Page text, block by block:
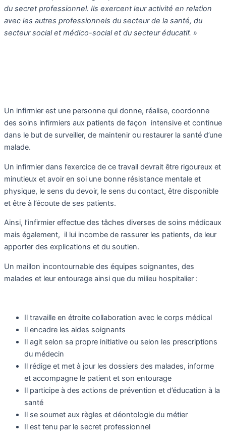
du secret professionnel. Ils exercent leur activité en relation
avec les autres professionnels du secteur de la santé, du
secteur social et médico-social et du secteur éducatif. »
Un infirmier est une personne qui donne, réalise, coordonne
des soins infirmiers aux patients de façon intensive et continue
dans le but de surveiller, de maintenir ou restaurer la santé d’une
malade.
Un infirmier dans l’exercice de ce travail devrait être rigoureux et
minutieux et avoir en soi une bonne résistance mentale et
physique, le sens du devoir, le sens du contact, être disponible
et être à l’écoute de ses patients.
Ainsi, l’infirmier effectue des tâches diverses de soins médicaux
mais également, il lui incombe de rassurer les patients, de leur
apporter des explications et du soutien.
Un maillon incontournable des équipes soignantes, des
malades et leur entourage ainsi que du milieu hospitalier :
Il travaille en étroite collaboration avec le corps médical
Il encadre les aides soignants
Il agit selon sa propre initiative ou selon les prescriptions
du médecin
Il rédige et met à jour les dossiers des malades, informe
et accompagne le patient et son entourage
Il participe à des actions de prévention et d’éducation à la
santé
Il se soumet aux règles et déontologie du métier
Il est tenu par le secret professionnel